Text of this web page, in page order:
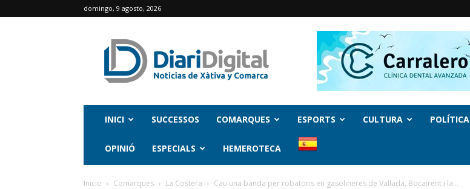
domingo, 9 agosto, 2026
INICI SUCCESSOS COMARQUES ESPORTS CULTURA POLÍTICA
OPINIÓ ESPECIALS HEMEROTECA
Inicio Comarques La Costera Cau una banda per robatoris en gasolineres de Vallada, Bocairent i la...